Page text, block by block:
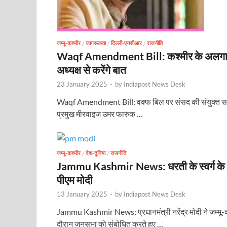
जम्मू-कश्मीर/ जागरूकता/ दिल्ली-एनसीआर/ राजनीति
Waqf Amendment Bill: कश्मीर के
अध्यक्ष से करेंगे बात
23 January 2025 - by Indiapost News Desk
Waqf Amendment Bill: वक्फ बिल पर संसद की संयुक्त
प्रमुख मीरवाइज उमर फारुक …
जम्मू-कश्मीर/ देश-दुनिया/ राजनीति
Jammu Kashmir News: धरती के स्वर्ग के
पीएम मोदी
13 January 2025 - by Indiapost News Desk
Jammu Kashmir News: प्रधानमंत्री नरेंद्र मोदी ने
दौरान जनसभा को संबोधित करते हुए …